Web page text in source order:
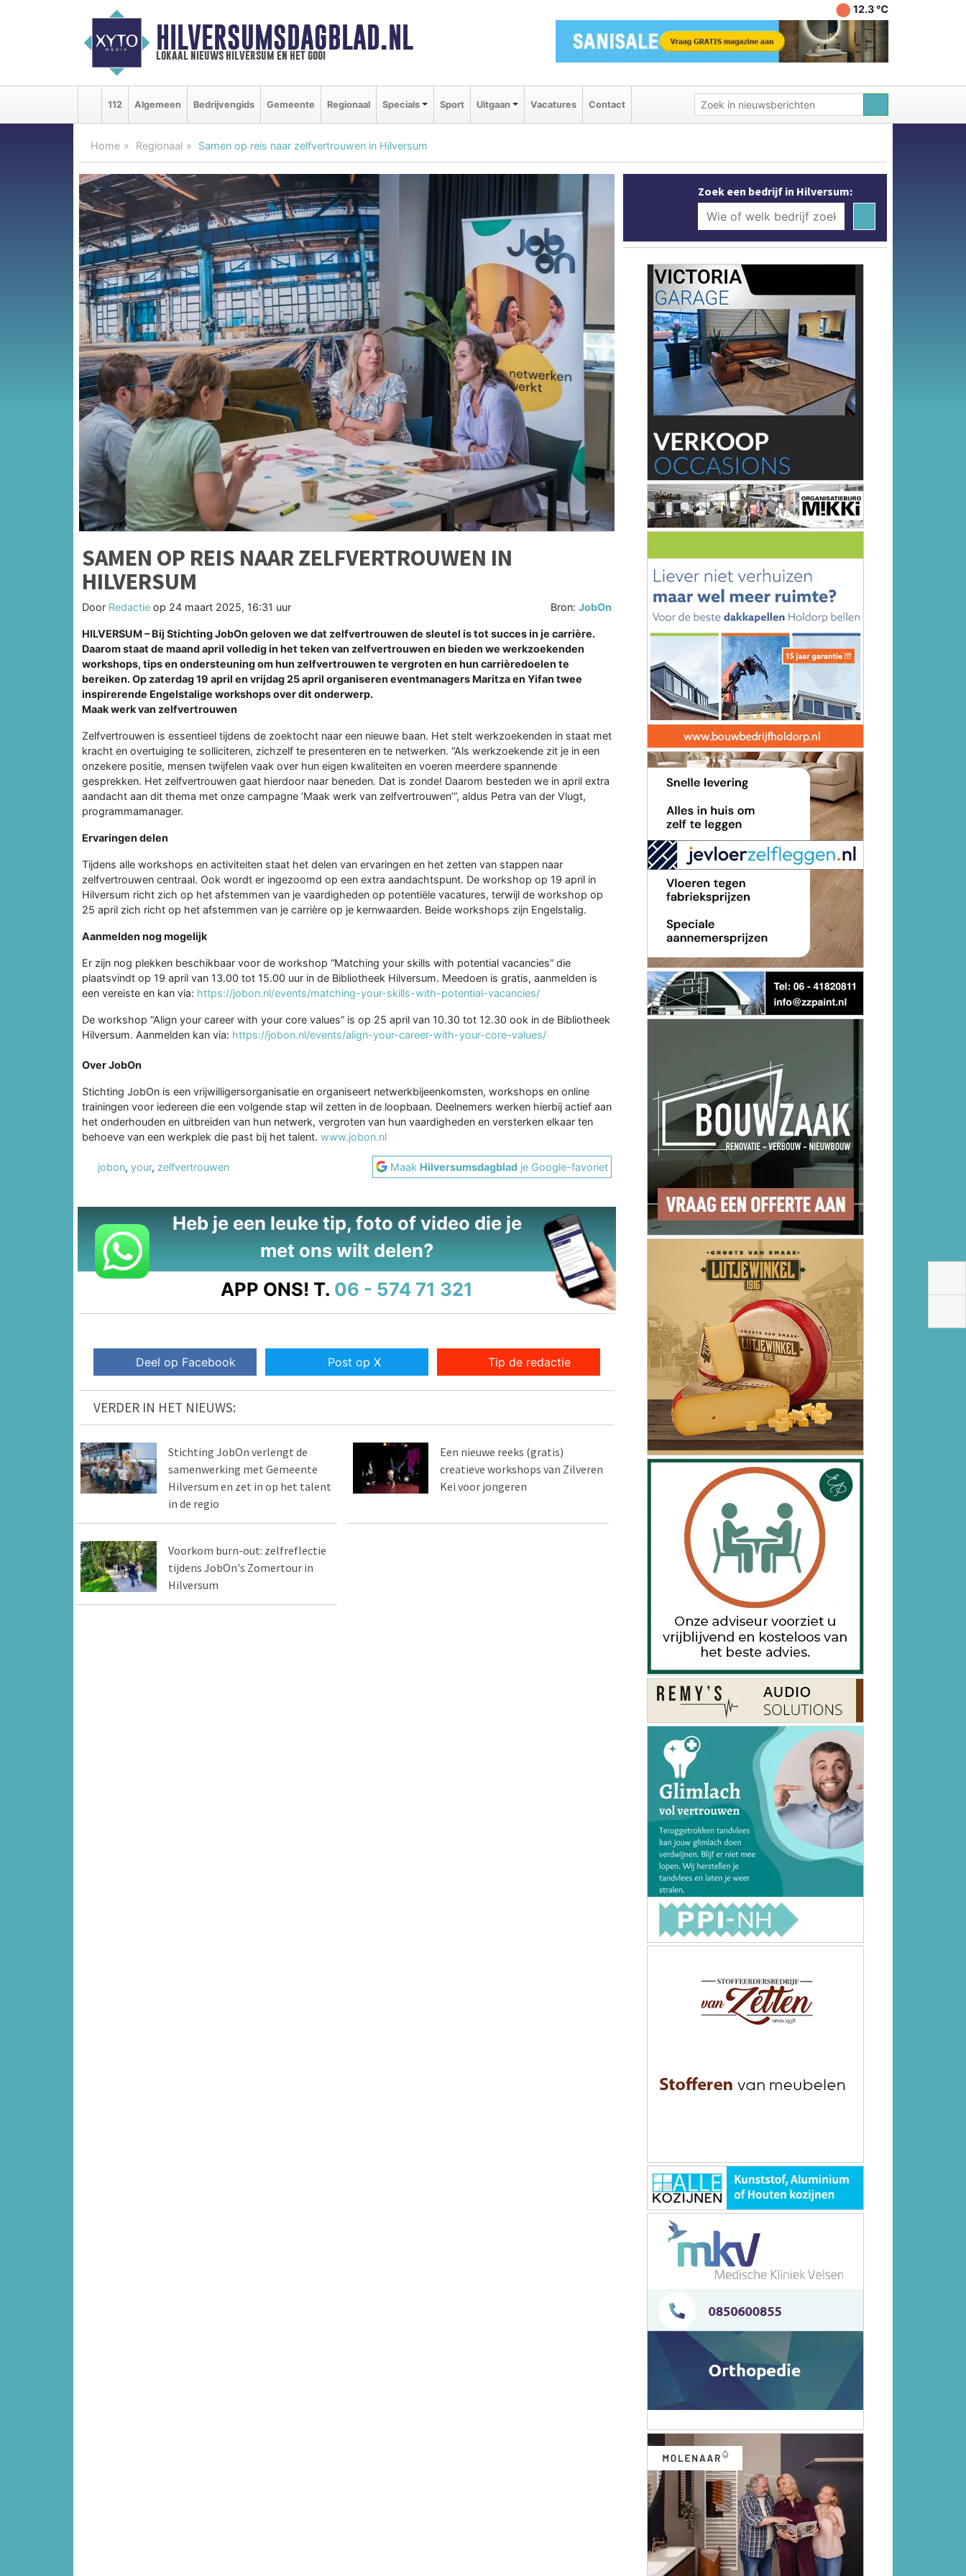
HILVERSUMSDAGBLAD.NL
lokaal nieuws hilversum en het gooi
12.3 ℃
112 Algemeen Bedrijvengids Gemeente Regionaal Specials Sport Uitgaan Vacatures Contact
Home Regionaal Samen op reis naar zelfvertrouwen in Hilversum
SAMEN OP REIS NAAR ZELFVERTROUWEN IN
HILVERSUM
Door Redactie op 24 maart 2025, 16:31 uur Bron:JobOn
HILVERSUM – Bij Stichting JobOn geloven we dat zelfvertrouwen de sleutel is tot succes in je carrière.
Daarom staat de maand april volledig in het teken van zelfvertrouwen en bieden we werkzoekenden
workshops, tips en ondersteuning om hun zelfvertrouwen te vergroten en hun carrièredoelen te
bereiken. Op zaterdag 19 april en vrijdag 25 april organiseren eventmanagers Maritza en Yifan twee
inspirerende Engelstalige workshops over dit onderwerp.
Maak werk van zelfvertrouwen
Zelfvertrouwen is essentieel tijdens de zoektocht naar een nieuwe baan. Het stelt werkzoekenden in staat met
kracht en overtuiging te solliciteren, zichzelf te presenteren en te netwerken. “Als werkzoekende zit je in een
onzekere positie, mensen twijfelen vaak over hun eigen kwaliteiten en voeren meerdere spannende
gesprekken. Het zelfvertrouwen gaat hierdoor naar beneden. Dat is zonde! Daarom besteden we in april extra
aandacht aan dit thema met onze campagne ‘Maak werk van zelfvertrouwen’”, aldus Petra van der Vlugt,
programmamanager.
Ervaringen delen
Tijdens alle workshops en activiteiten staat het delen van ervaringen en het zetten van stappen naar
zelfvertrouwen centraal. Ook wordt er ingezoomd op een extra aandachtspunt. De workshop op 19 april in
Hilversum richt zich op het afstemmen van je vaardigheden op potentiële vacatures, terwijl de workshop op
25 april zich richt op het afstemmen van je carrière op je kernwaarden. Beide workshops zijn Engelstalig.
Aanmelden nog mogelijk
Er zijn nog plekken beschikbaar voor de workshop “Matching your skills with potential vacancies” die
plaatsvindt op 19 april van 13.00 tot 15.00 uur in de Bibliotheek Hilversum. Meedoen is gratis, aanmelden is
een vereiste en kan via: https://jobon.nl/events/matching-your-skills-with-potential-vacancies/
De workshop “Align your career with your core values” is op 25 april van 10.30 tot 12.30 ook in de Bibliotheek
Hilversum. Aanmelden kan via: https://jobon.nl/events/align-your-career-with-your-core-values/
Over JobOn
Stichting JobOn is een vrijwilligersorganisatie en organiseert netwerkbijeenkomsten, workshops en online
trainingen voor iedereen die een volgende stap wil zetten in de loopbaan. Deelnemers werken hierbij actief aan
het onderhouden en uitbreiden van hun netwerk, vergroten van hun vaardigheden en versterken elkaar ten
behoeve van een werkplek die past bij het talent. www.jobon.nl
jobon, your, zelfvertrouwen Maak Hilversumsdagblad je Google-favoriet
Heb je een leuke tip, foto of video die je
met ons wilt delen?
APP ONS! T. 06 - 574 71 321
Deel op Facebook Post op X Tip de redactie
VERDER IN HET NIEUWS:
Stichting JobOn verlengt de
samenwerking met Gemeente
Hilversum en zet in op het talent
in de regio
Een nieuwe reeks (gratis)
creatieve workshops van Zilveren
Kei voor jongeren
Voorkom burn-out: zelfreflectie
tijdens JobOn's Zomertour in
Hilversum
Zoek een bedrijf in Hilversum: